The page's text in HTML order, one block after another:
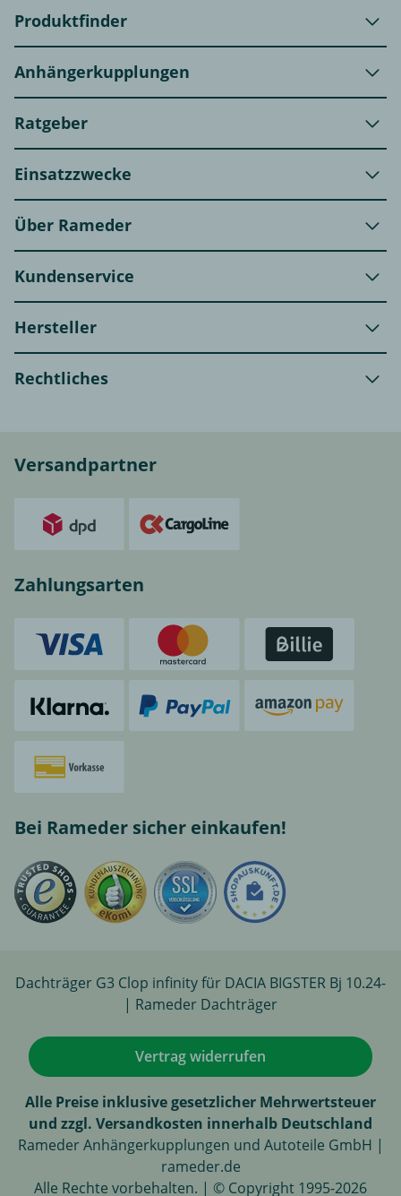
Produktfinder
Anhängerkupplungen
Ratgeber
Einsatzzwecke
Über Rameder
Kundenservice
Hersteller
Rechtliches
Versandpartner
Zahlungsarten
Bei Rameder sicher einkaufen!
Dachträger G3 Clop infinity für DACIA BIGSTER Bj 10.24-
| Rameder Dachträger
Vertrag widerrufen
Alle Preise inklusive gesetzlicher Mehrwertsteuer
und zzgl. Versandkosten innerhalb Deutschland
Rameder Anhängerkupplungen und Autoteile GmbH |
rameder.de
Alle Rechte vorbehalten. | © Copyright 1995-2026